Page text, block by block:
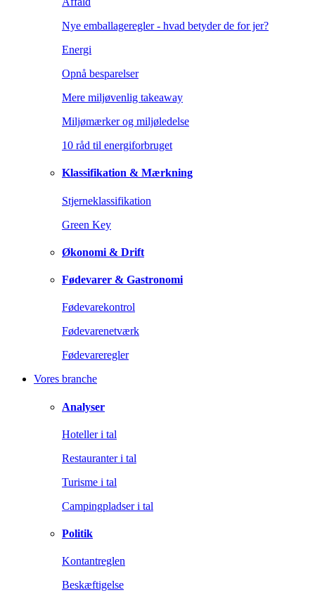
Nye emballageregler - hvad betyder de for jer?
Energi
Opnå besparelser
Mere miljøvenlig takeaway
Miljømærker og miljøledelse
10 råd til energiforbruget
Klassifikation & Mærkning
Stjerneklassifikation
Green Key
Økonomi & Drift
Fødevarer & Gastronomi
Fødevarekontrol
Fødevarenetværk
Fødevareregler
Vores branche
Analyser
Hoteller i tal
Restauranter i tal
Turisme i tal
Campingpladser i tal
Politik
Kontantreglen
Beskæftigelse